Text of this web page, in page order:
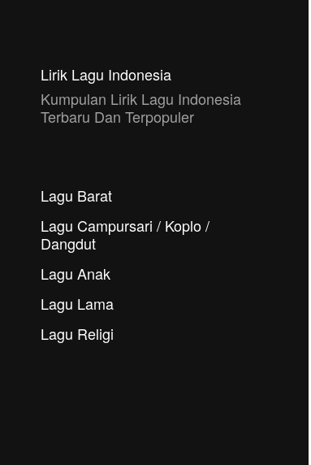
Lirik Lagu Indonesia
Kumpulan Lirik Lagu Indonesia
Terbaru Dan Terpopuler
Lagu Barat
Lagu Campursari / Koplo /
Dangdut
Lagu Anak
Lagu Lama
Lagu Religi